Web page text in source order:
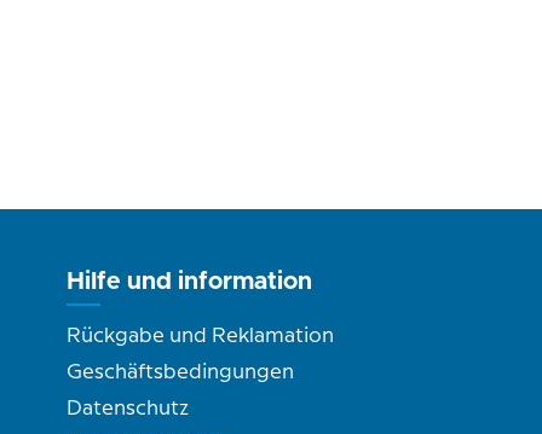
Hilfe und information
Rückgabe und Reklamation
Geschäftsbedingungen
Datenschutz